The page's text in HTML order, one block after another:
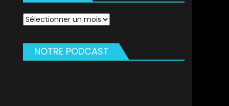
Archives
NOTRE PODCAST